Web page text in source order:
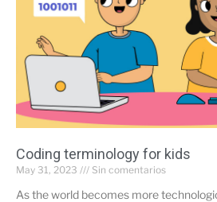
Coding terminology for kids
May 31, 2023 Sin comentarios
As the world becomes more